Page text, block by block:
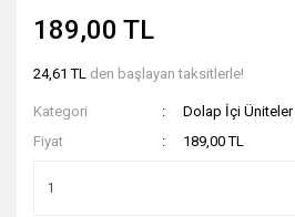
189,00 TL
24,61 TL den başlayan taksitlerle!
Kategori
Dolap İçi Üniteler
Fiyat
189,00 TL